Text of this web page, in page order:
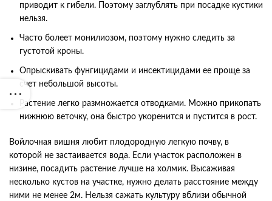
приводит к гибели. Поэтому заглублять при посадке кустики
нельзя.
Часто болеет монилиозом, поэтому нужно следить за
густотой кроны.
Опрыскивать фунгицидами и инсектицидами ее проще за
счет небольшой высоты.
Растение легко размножается отводками. Можно прикопать
нижнюю веточку, она быстро укоренится и пустится в рост.
Войлочная вишня любит плодородную легкую почву, в
которой не застаивается вода. Если участок расположен в
низине, посадить растение лучше на холмик. Высаживая
несколько кустов на участке, нужно делать расстояние между
ними не менее 2м. Нельзя сажать культуру вблизи обычной